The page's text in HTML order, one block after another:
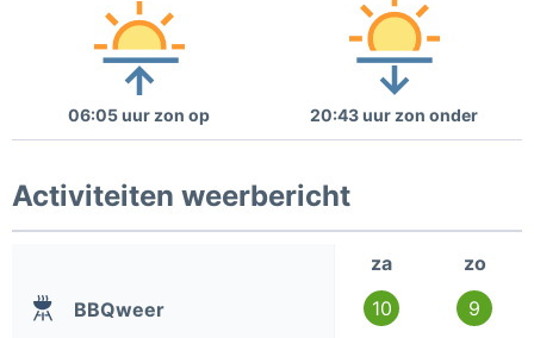
06:05 uur zon op 20:43 uur zon onder
Activiteiten weerbericht
za
zo
BBQweer
10 9